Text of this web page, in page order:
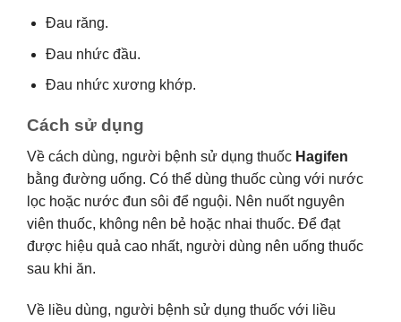
Đau răng.
Đau nhức đầu.
Đau nhức xương khớp.
Cách sử dụng
Về cách dùng, người bệnh sử dụng thuốc Hagifen
bằng đường uống. Có thể dùng thuốc cùng với nước
lọc hoặc nước đun sôi để nguội. Nên nuốt nguyên
viên thuốc, không nên bẻ hoặc nhai thuốc. Để đạt
được hiệu quả cao nhất, người dùng nên uống thuốc
sau khi ăn.
Về liều dùng, người bệnh sử dụng thuốc với liều